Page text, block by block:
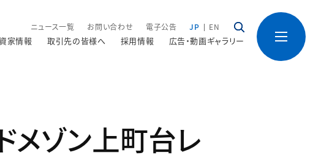
ニュース一覧 お問い合わせ 電子公告 JP EN
家情報 取引先の皆様へ 採用情報 広告・動画ギャラリー
メゾン上町台レ